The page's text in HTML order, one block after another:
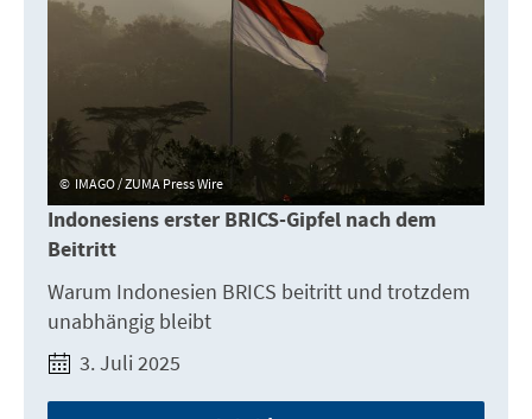
IMAGO / ZUMA Press Wire
Indonesiens erster BRICS-Gipfel nach dem
Beitritt
Warum Indonesien BRICS beitritt und trotzdem
unabhängig bleibt
3. Juli 2025